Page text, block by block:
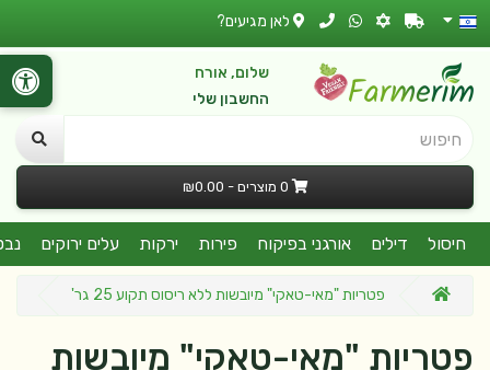
לאן מגיעים?
שלום, אורח
החשבון שלי
חיפוש
0 מוצרים - ₪0.00
חיסול דילים אורגני בפיקוח פירות ירקות עלים ירוקים
פטריות "מאי-טאקי" מיובשות ללא ריסוס תקוע 25 גר'
פטריות "מאי-טאקי" מיובשות